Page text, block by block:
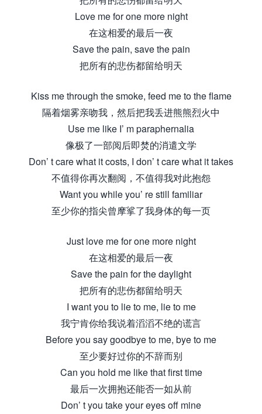
Love me for one more night
在这相爱的最后一夜
Save the pain, save the pain
把所有的悲伤都留给明天
Kiss me through the smoke, feed me to the flame
隔着烟雾亲吻我，然后把我丢进熊熊烈火中
Use me like I’ m paraphernalia
像极了一部阅后即焚的消遣文学
Don’ t care what it costs, I don’ t care what it takes
不值得你再次翻阅，不值得我对此抱怨
Want you while you’ re still familiar
至少你的指尖曾摩挲了我身体的每一页
Just love me for one more night
在这相爱的最后一夜
Save the pain for the daylight
把所有的悲伤都留给明天
I want you to lie to me, lie to me
我宁肯你给我说着滔滔不绝的谎言
Before you say goodbye to me, bye to me
至少要好过你的不辞而别
Can you hold me like that first time
最后一次拥抱还能否一如从前
Don’ t you take your eyes off mine